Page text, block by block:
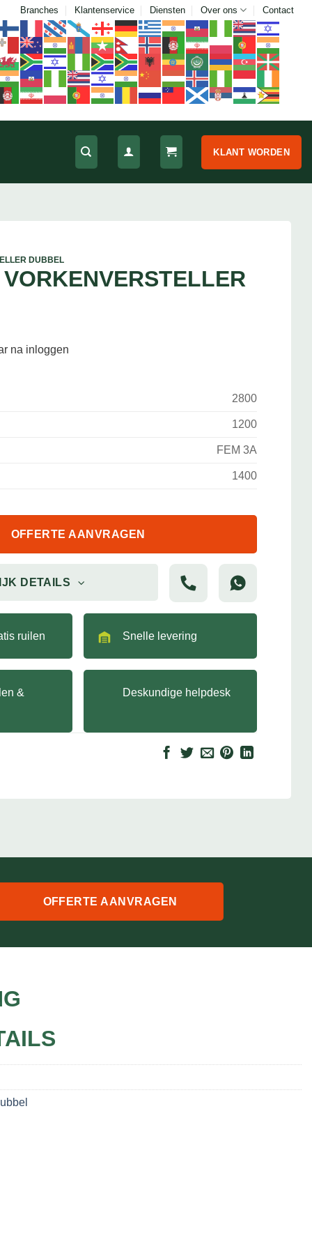
Branches Klantenservice Diensten Over ons Contact
KLANT WORDEN
DUBBEL
na inloggen
2800
1200
FEM 3A
1400
OFFERTE AANVRAGEN
DETAILS
ruilen Snelle levering
&
Deskundige helpdesk
OFFERTE AANVRAGEN